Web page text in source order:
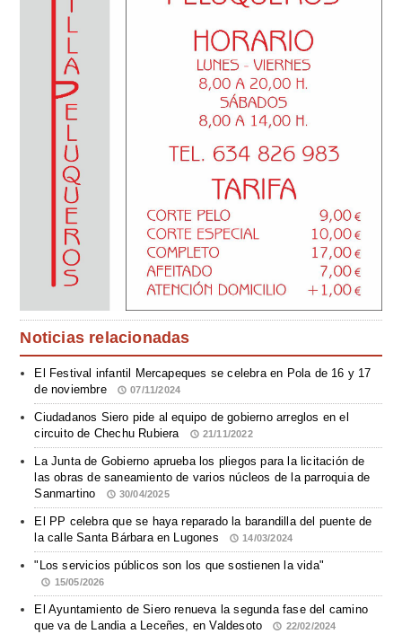
Noticias relacionadas
El Festival infantil Mercapeques se celebra en Pola de 16 y 17
de noviembre
07/11/2024
Ciudadanos Siero pide al equipo de gobierno arreglos en el
circuito de Chechu Rubiera
21/11/2022
La Junta de Gobierno aprueba los pliegos para la licitación de
las obras de saneamiento de varios núcleos de la parroquia de
Sanmartino
30/04/2025
El PP celebra que se haya reparado la barandilla del puente de
la calle Santa Bárbara en Lugones
14/03/2024
"Los servicios públicos son los que sostienen la vida"
15/05/2026
El Ayuntamiento de Siero renueva la segunda fase del camino
que va de Landia a Leceñes, en Valdesoto
22/02/2024